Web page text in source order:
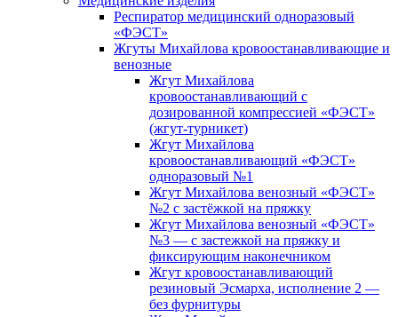
Респиратор медицинский одноразовый
«ФЭСТ»
Жгуты Михайлова кровоостанавливающие и
венозные
Жгут Михайлова
кровоостанавливающий с
дозированной компрессией «ФЭСТ»
(жгут-турникет)
Жгут Михайлова
кровоостанавливающий «ФЭСТ»
одноразовый №1
Жгут Михайлова венозный «ФЭСТ»
№2 с застёжкой на пряжку
Жгут Михайлова венозный «ФЭСТ»
№3 — с застежкой на пряжку и
фиксирующим наконечником
Жгут кровоостанавливающий
резиновый Эсмарха, исполнение 2 —
без фурнитуры